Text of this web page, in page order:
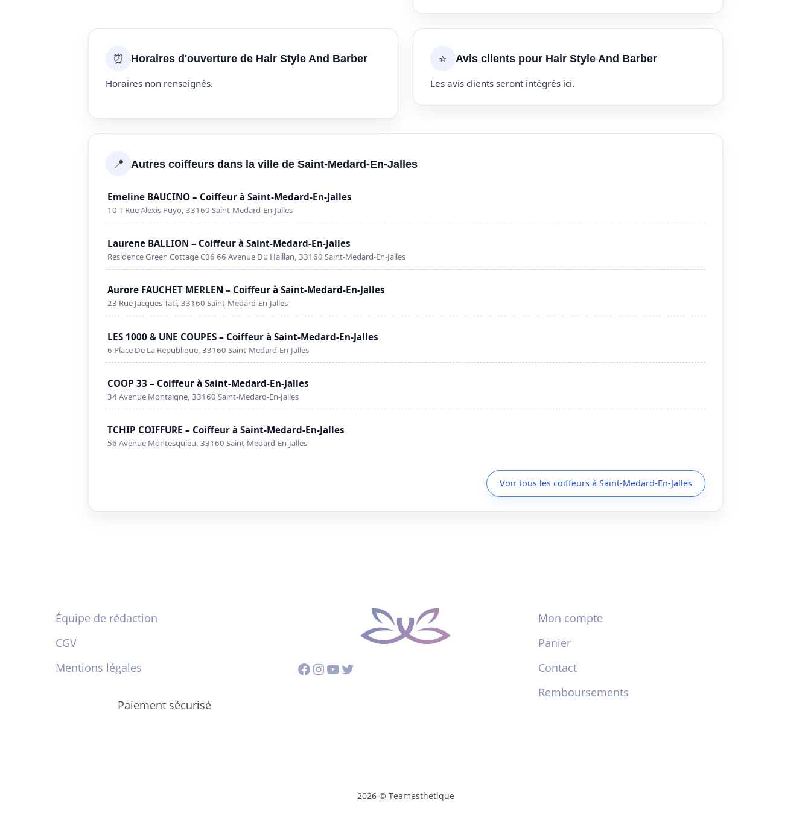
⏰ Horaires d'ouverture de Hair Style And Barber
Horaires non renseignés.
⭐ Avis clients pour Hair Style And Barber
Les avis clients seront intégrés ici.
📍 Autres coiffeurs dans la ville de Saint-Medard-En-Jalles
Emeline BAUCINO – Coiffeur à Saint-Medard-En-Jalles
10 T Rue Alexis Puyo, 33160 Saint-Medard-En-Jalles
Laurene BALLION – Coiffeur à Saint-Medard-En-Jalles
Residence Green Cottage C06 66 Avenue Du Haillan, 33160 Saint-Medard-En-Jalles
Aurore FAUCHET MERLEN – Coiffeur à Saint-Medard-En-Jalles
23 Rue Jacques Tati, 33160 Saint-Medard-En-Jalles
LES 1000 & UNE COUPES – Coiffeur à Saint-Medard-En-Jalles
6 Place De La Republique, 33160 Saint-Medard-En-Jalles
COOP 33 – Coiffeur à Saint-Medard-En-Jalles
34 Avenue Montaigne, 33160 Saint-Medard-En-Jalles
TCHIP COIFFURE – Coiffeur à Saint-Medard-En-Jalles
56 Avenue Montesquieu, 33160 Saint-Medard-En-Jalles
Voir tous les coiffeurs à Saint-Medard-En-Jalles
Équipe de rédaction
CGV
Mentions légales
Paiement sécurisé
Facebook
Instagram
YouTube
Twitter
Mon compte
Panier
Contact
Remboursements
2026 © Teamesthetique